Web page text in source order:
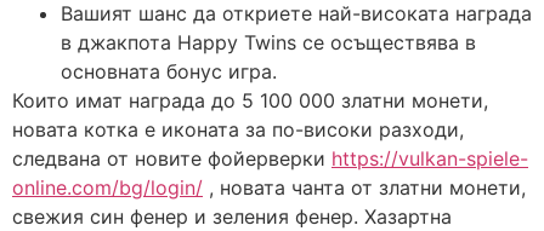
Вашият шанс да откриете най-високата награда
в джакпота Happy Twins се осъществява в
основната бонус игра.
Които имат награда до 5 100 000 златни монети,
новата котка е иконата за по-високи разходи,
следвана от новите фойерверки https://vulkan-spiele-
online.com/bg/login/ , новата чанта от златни монети,
свежия син фенер и зеления фенер. Хазартна